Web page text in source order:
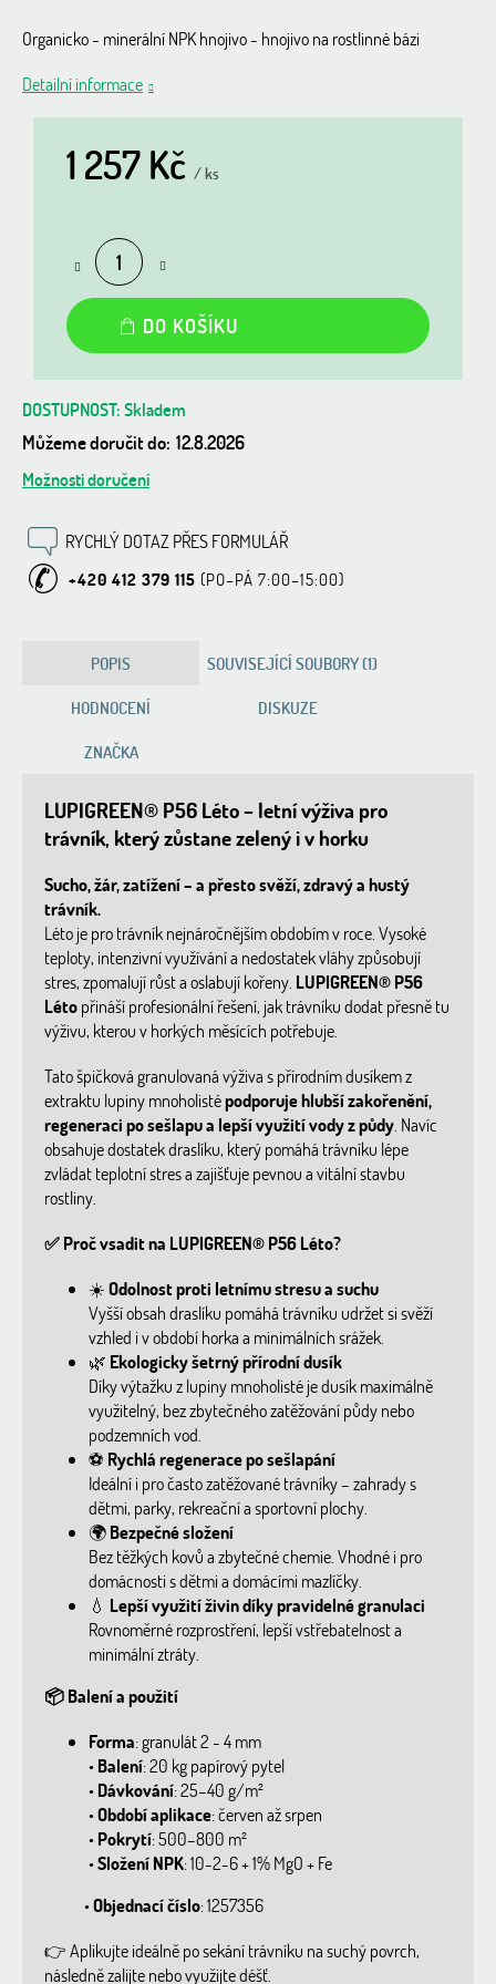
Organicko - minerální NPK hnojivo - hnojivo na rostlinné bázi
Detailní informace
1 257 Kč / ks
DO KOŠÍKU
Skladem
Můžeme doručit do: 12.8.2026
Možnosti doručení
RYCHLÝ DOTAZ PŘES FORMULÁŘ
+420 412 379 115
POPIS
SOUVISEJÍCÍ SOUBORY (1)
HODNOCENÍ
DISKUZE
ZNAČKA
LUPIGREEN® P56 Léto – letní výživa pro
trávník, který zůstane zelený i v horku
Sucho, žár, zatížení – a přesto svěží, zdravý a hustý
trávník.
Léto je pro trávník nejnáročnějším obdobím v roce. Vysoké
teploty, intenzivní využívání a nedostatek vláhy způsobují
stres, zpomalují růst a oslabují kořeny. LUPIGREEN® P56
Létopřináší profesionální řešení, jak trávníku dodat přesně tu
výživu, kterou v horkých měsících potřebuje.
Tato špičková granulovaná výživa s přírodním dusíkem z
extraktu lupiny mnoholistépodporuje hlubší zakořenění,
regeneraci po sešlapu a lepší využití vody z půdy . Navíc
obsahuje dostatek draslíku, který pomáhá trávníku lépe
zvládat teplotní stres a zajišťuje pevnou a vitální stavbu
rostliny.
✅Proč vsadit na LUPIGREEN® P56 Léto?
☀️Odolnost proti letnímu stresu a suchu
Vyšší obsah draslíku pomáhá trávníku udržet si svěží
vzhled i v období horka a minimálních srážek.
🌿 Ekologicky šetrný přírodní dusík
Díky výtažku z lupiny mnoholisté je dusík maximálně
využitelný, bez zbytečného zatěžování půdy nebo
podzemních vod.
⚽ Rychlá regenerace po sešlapání
Ideální i pro často zatěžované trávníky – zahrady s
dětmi, parky, rekreační a sportovní plochy.
🌍Bezpečné složení
Bez těžkých kovů a zbytečné chemie. Vhodné i pro
domácnosti s dětmi a domácími mazlíčky.
💧 Lepší využití živin díky pravidelné granulaci
Rovnoměrné rozprostření, lepší vstřebatelnost a
minimální ztráty.
📦Balení a použití
Forma: granulát 2 - 4 mm
•Balení: 20 kg papírový pytel
•Dávkování: 25–40 g/m²
•Období aplikace: červen až srpen
•Pokrytí: 500–800 m²
•Složení NPK: 10-2-6 + 1% MgO + Fe
•Objednací číslo: 1257356
👉Aplikujte ideálně po sekání trávníku na suchý povrch,
následně zalijte nebo využijte déšť.